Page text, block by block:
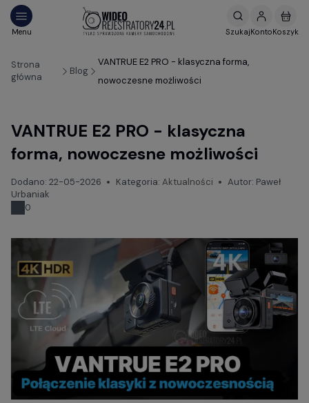
Strona
główna
Blog
VANTRUE E2 PRO - klasyczna forma,
nowoczesne możliwości
VANTRUE E2 PRO - klasyczna
forma, nowoczesne możliwości
Dodano: 22-05-2026 Kategoria: Aktualności Autor: Paweł
Urbaniak
0